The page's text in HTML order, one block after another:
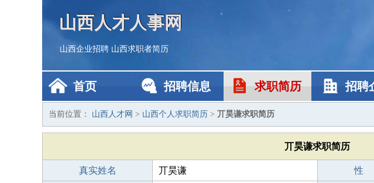
山西人才人事网
山西企业招聘 山西求职者简历
首页 招聘信息 求职简历 招聘
当前位置： 山西人才网 > 山西个人求职简历 > 丌昊谦求职简历
丌昊谦求职简历
真实姓名 丌昊谦 性